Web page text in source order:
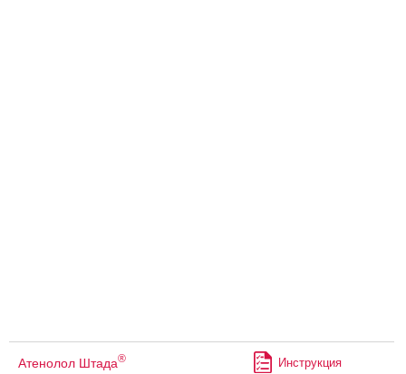
Атенолол Штада® Инструкция